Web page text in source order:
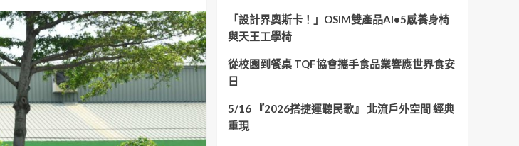
「設計界奧斯卡！」OSIM雙產品AI•5感養身椅
與天王工學椅
從校園到餐桌 TQF協會攜手食品業響應世界食安
日
5/16 『2026搭捷運聽民歌』 北流戶外空間 經典
重現